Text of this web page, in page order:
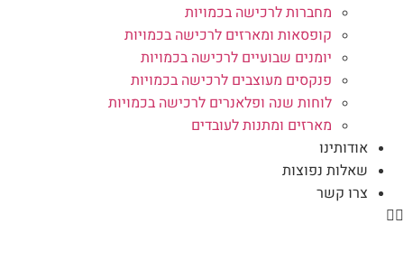
מחברות לרכישה בכמויות
קופסאות ומארזים לרכישה בכמויות
יומנים שבועיים לרכישה בכמויות
פנקסים מעוצבים לרכישה בכמויות
לוחות שנה ופלאנרים לרכישה בכמויות
מארזים ומתנות לעובדים
אודותינו
שאלות נפוצות
צרו קשר